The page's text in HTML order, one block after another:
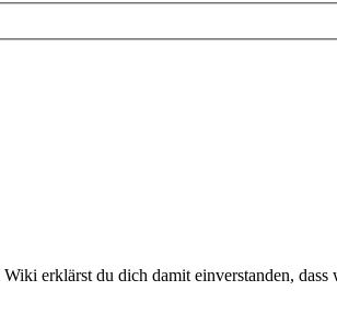
erklärst du dich damit einverstanden, dass